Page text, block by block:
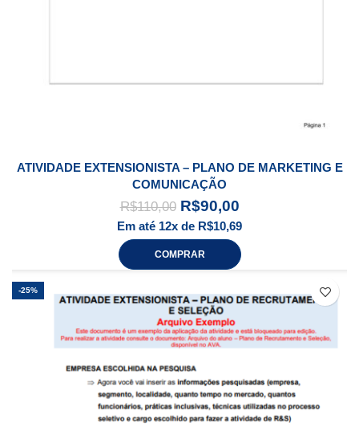
ATIVIDADE EXTENSIONISTA – PLANO DE MARKETING E
COMUNICAÇÃO
R$110,00 R$90,00
Em até 12x de R$10,69
COMPRAR
-25%